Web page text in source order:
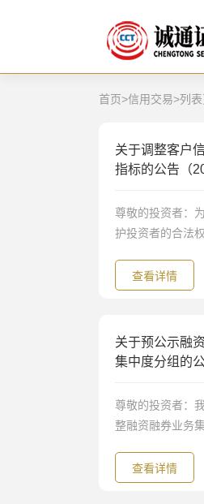
首页>信用交易>列
关于调整客户
指标的公告（
尊敬的投资者：
护投资者的合法
查看详情
关于预公示融
集中度分组的
尊敬的投资者：
整融资融券业务
查看详情